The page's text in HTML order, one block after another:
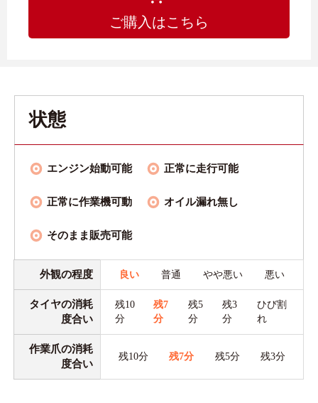
ご購入はこちら
状態
エンジン始動可能 正常に走行可能
正常に作業機可動 オイル漏れ無し
そのまま販売可能
外観の程度 良い 普通 やや悪い 悪い
タイヤの消耗
度合い
残10
分
残7
分
残5
分
残3
分
ひび割
れ
作業爪の消耗
度合い
残10分 残7分 残5分 残3分